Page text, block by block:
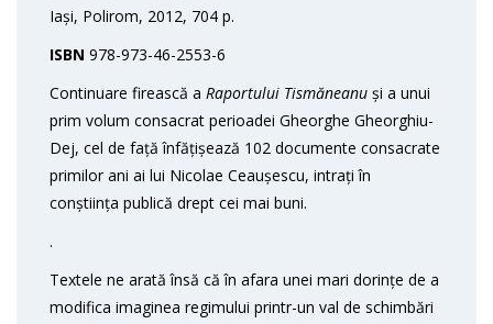
Iași, Polirom, 2012, 704 p.
ISBN 978-973-46-2553-6
Continuare firească a Raportului Tismăneanu și a unui
prim volum consacrat perioadei Gheorghe Gheorghiu-
Dej, cel de față înfățișează 102 documente consacrate
primilor ani ai lui Nicolae Ceaușescu, intrați în
conștiința publică drept cei mai buni.
.
Textele ne arată însă că în afara unei mari dorințe de a
modifica imaginea regimului printr-un val de schimbări